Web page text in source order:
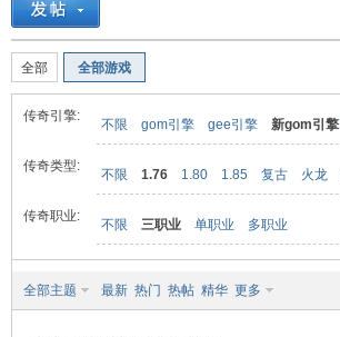
»
全部 全部游戏
传奇引擎:
不限 gom引擎 gee引擎 新gom引擎
传奇类型:
不限 1.76 1.80 1.85 复古 火龙
传奇职业:
不限 三职业 单职业 多职业
全部主题 最新 热门 热帖 精华 更多